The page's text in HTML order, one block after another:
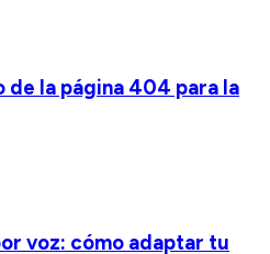
de la página 404 para la
voz: cómo adaptar tu